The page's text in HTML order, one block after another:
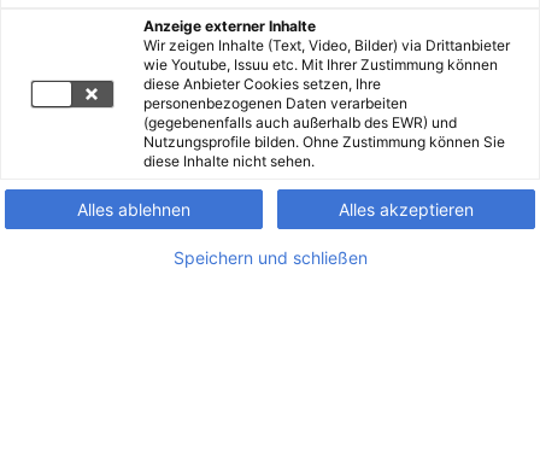
Anzeige externer Inhalte
Wir zeigen Inhalte (Text, Video, Bilder) via Drittanbieter
wie Youtube, Issuu etc. Mit Ihrer Zustimmung können
diese Anbieter Cookies setzen, Ihre
personenbezogenen Daten verarbeiten
(gegebenenfalls auch außerhalb des EWR) und
Nutzungsprofile bilden. Ohne Zustimmung können Sie
diese Inhalte nicht sehen.
Alles ablehnen Alles akzeptieren
Speichern und schließen